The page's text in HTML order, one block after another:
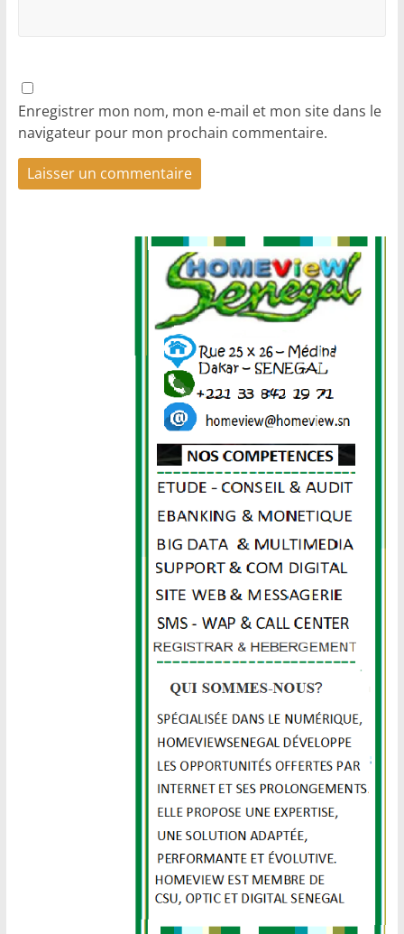
Enregistrer mon nom, mon e-mail et mon site dans le
navigateur pour mon prochain commentaire.